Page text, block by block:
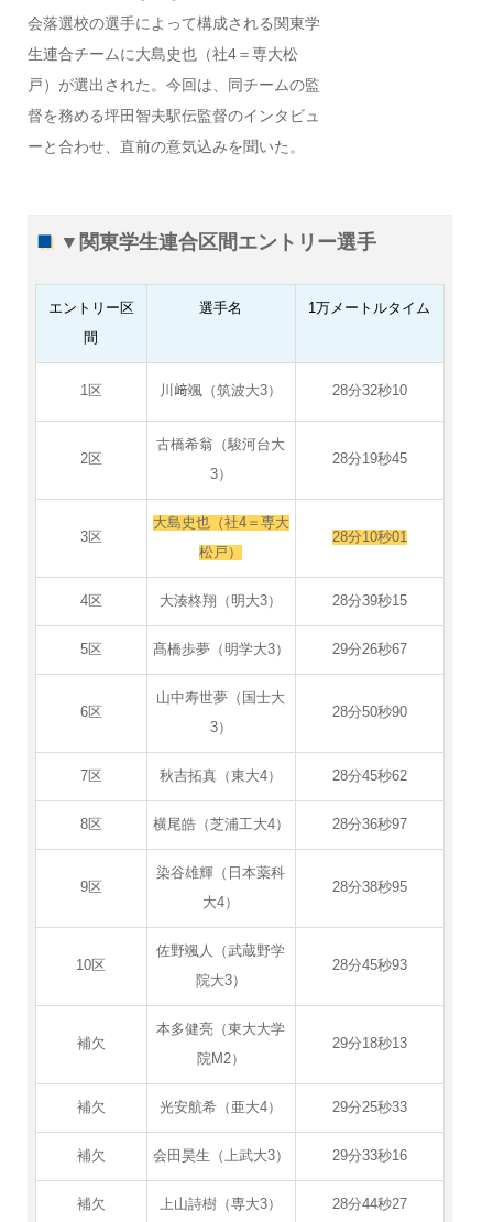
会落選校の選手によって構成される関東学
生連合チームに大島史也（社4＝専大松
戸）が選出された。今回は、同チームの監
督を務める坪田智夫駅伝監督のインタビュ
ーと合わせ、直前の意気込みを聞いた。
▼関東学生連合区間エントリー選手
エントリー区
間
選手名 1万メートルタイム
1区 川﨑颯（筑波大3） 28分32秒10
2区
古橋希翁（駿河台大
3）
28分19秒45
3区
大島史也（社4＝専大
松戸）
28分10秒01
4区 大湊柊翔（明大3） 28分39秒15
5区 髙橋歩夢（明学大3） 29分26秒67
6区
山中寿世夢（国士大
3）
28分50秒90
7区 秋吉拓真（東大4） 28分45秒62
8区 横尾皓（芝浦工大4） 28分36秒97
9区
染谷雄輝（日本薬科
大4）
28分38秒95
10区
佐野颯人（武蔵野学
院大3）
28分45秒93
補欠
本多健亮（東大大学
院M2）
29分18秒13
補欠 光安航希（亜大4） 29分25秒33
補欠 会田昊生（上武大3） 29分33秒16
補欠 上山詩樹（専大3） 28分44秒27